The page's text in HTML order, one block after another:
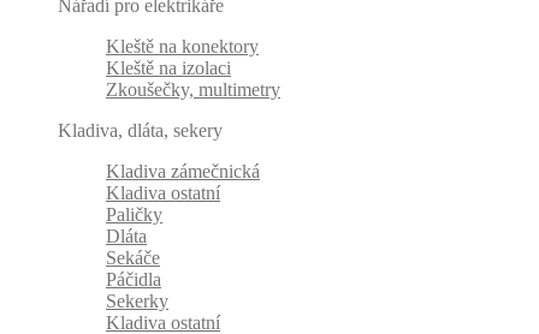
Nářadí pro elektrikáře
Kleště na konektory
Kleště na izolaci
Zkoušečky, multimetry
Kladiva, dláta, sekery
Kladiva zámečnická
Kladiva ostatní
Paličky
Dláta
Sekáče
Páčidla
Sekerky
Kladiva ostatní